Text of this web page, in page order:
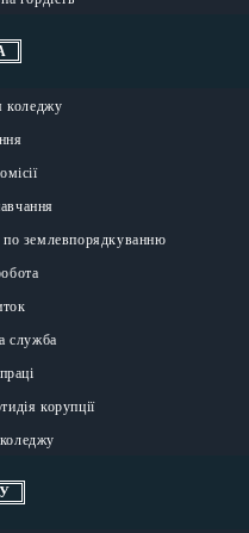
коледжу
землевпорядкуванню
служба
корупції